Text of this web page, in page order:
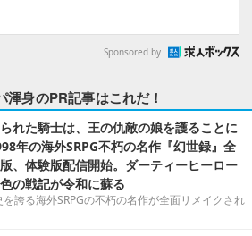
Sponsored by
渾身のPR記事はこれだ！
れた騎士は、王の仇敵の娘を護ることに
年の海外SRPG不朽の名作『幻世録』全
、体験版配信開始。ダーティーヒーロー
の戦記が令和に蘇る
誇る海外SRPGの不朽の名作が全面リメイクされ